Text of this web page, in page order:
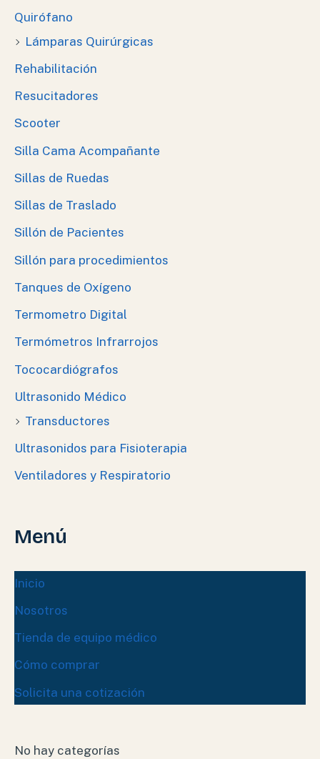
Quirófano
Lámparas Quirúrgicas
Rehabilitación
Resucitadores
Scooter
Silla Cama Acompañante
Sillas de Ruedas
Sillas de Traslado
Sillón de Pacientes
Sillón para procedimientos
Tanques de Oxígeno
Termometro Digital
Termómetros Infrarrojos
Tococardiógrafos
Ultrasonido Médico
Transductores
Ultrasonidos para Fisioterapia
Ventiladores y Respiratorio
Menú
Inicio
Nosotros
Tienda de equipo médico
Cómo comprar
Solicita una cotización
No hay categorías